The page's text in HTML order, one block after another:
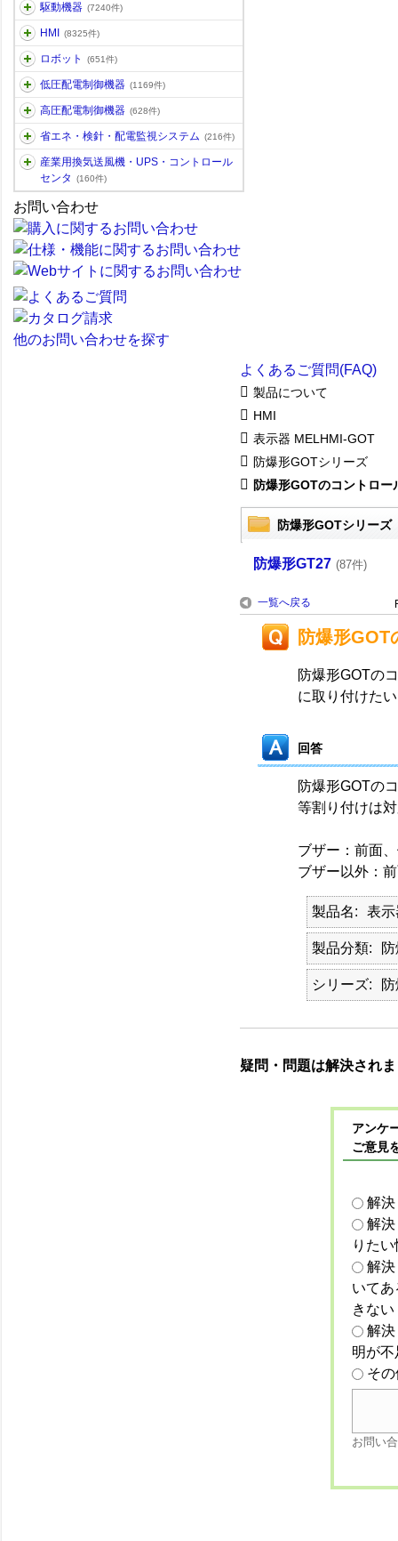
駆動機器 (7240件)
HMI (8325件)
ロボット (651件)
低圧配電制御機器 (1169件)
高圧配電制御機器 (628件)
省エネ・検針・配電監視システム (216件)
産業用換気送風機・UPS・コントロール
センタ
(160件)
お問い合わせ
他のお問い合わせを探す
よくあるご質問(FAQ)
製品について
HMI
表示器 MELHMI-GOT
防爆形GOTシリーズ
防爆形GOTのコントロー
防爆形GOTシリーズ
防爆形GT27 (87件)
一覧へ戻る
防爆形GOT
防爆形GOTの
に取り付けた
回答
防爆形GOTの
等割り付けは
ブザー：前面
ブザー以外：
製品名 表示
製品分類
シリーズ
疑問・問題は解決され
アンケ
ご意見
解
解
りた
解
いて
きない
解
明が
そ
お問い